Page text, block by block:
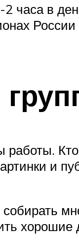
часа в
России
и
хорошие